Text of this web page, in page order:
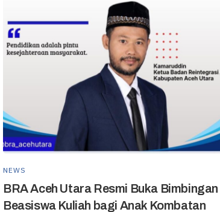
NEWS
BRA Aceh Utara Resmi Buka Bimbingan
Beasiswa Kuliah bagi Anak Kombatan